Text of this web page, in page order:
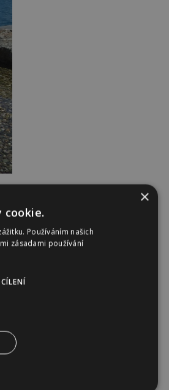
–
×
cookie.
Používáním našich
zásadami používání